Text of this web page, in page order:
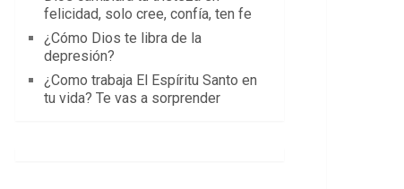
felicidad, solo cree, confía, ten fe
¿Cómo Dios te libra de la
depresión?
¿Como trabaja El Espíritu Santo en
tu vida? Te vas a sorprender